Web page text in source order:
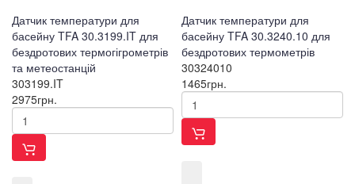
Датчик температури для
басейну TFA 30.3199.IT для
бездротових термогігрометрів
та метеостанцій
303199.IT
2975грн.
Датчик температури для
басейну TFA 30.3240.10 для
бездротових термометрів
30324010
1465грн.